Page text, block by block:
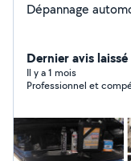
Dépannage
Dernier avis
Il y a 1 mois
Professionnel et